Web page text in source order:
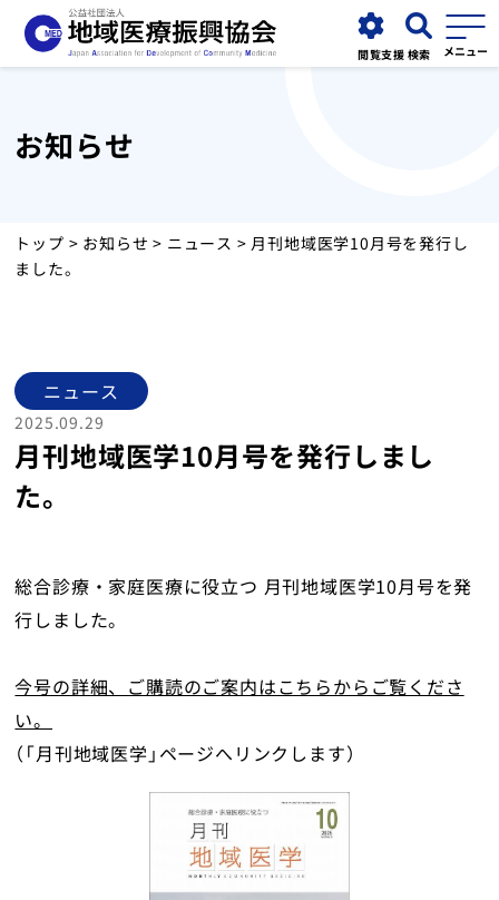
閲覧支援 検索
事業紹介
運営施設
採用情報
地域医療研究所
ライブラリ
会員の方へ
個人情報保護方針
お知らせ
トップ > お知らせ > ニュース > 月刊地域医学10月号を発行し
ました。
ニュース
2025.09.29
月刊地域医学10月号を発行しまし
た。
総合診療・家庭医療に役立つ 月刊地域医学10月号を発
行しました。
今号の詳細、ご購読のご案内はこちらからご覧くださ
い。
（「月刊地域医学」ページへリンクします）